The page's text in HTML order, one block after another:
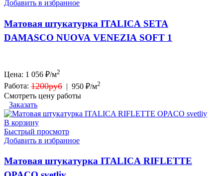
Добавить в избранное
Матовая штукатурка ITALICA SETA
DAMASCO NUOVA VENEZIA SOFT 1
Цена: 1 056 ₽/м2
Работа: 1200руб | 950 ₽/м2
Смотреть цену работы
Заказать
В корзину
Быстрый просмотр
Добавить в избранное
Матовая штукатурка ITALICA RIFLETTE